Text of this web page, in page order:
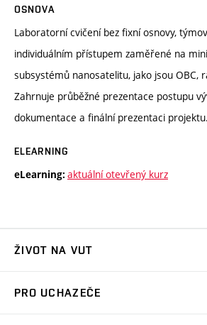
OSNOVA
Laboratorní cvičení bez fixní osnovy,
individuálním přístupem zaměřené na
subsystémů nanosatelitu, jako jsou OBC,
Zahrnuje průběžné prezentace postupu
dokumentace a finální prezentaci projektu.
ELEARNING
eLearning: aktuální otevřený kurz
ŽIVOT NA VUT
PRO UCHAZEČE